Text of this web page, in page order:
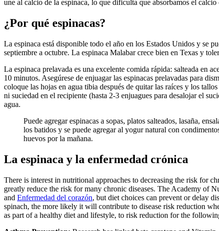
une al calcio de la espinaca, lo que dificulta que absorbamos el calcio
¿Por qué espinacas?
La espinaca está disponible todo el año en los Estados Unidos y se
septiembre a octubre. La espinaca Malabar crece bien en Texas y
La espinaca prelavada es una excelente comida rápida: salteada en
10 minutos. Asegúrese de enjuagar las espinacas prelavadas para
coloque las hojas en agua tibia después de quitar las raíces y los
ni suciedad en el recipiente (hasta 2-3 enjuagues para desalojar el
agua.
Puede agregar espinacas a sopas, platos salteados, lasaña,
los batidos y se puede agregar al yogur natural con
huevos por la mañana.
La espinaca y la enfermedad crónica
There is interest in nutritional approaches to decreasing the risk for
greatly reduce the risk for many chronic diseases. The Academy of
and Enfermedad del corazón, but diet choices can prevent or delay
spinach, the more likely it will contribute to disease risk reduction
as part of a healthy diet and lifestyle, to risk reduction for the